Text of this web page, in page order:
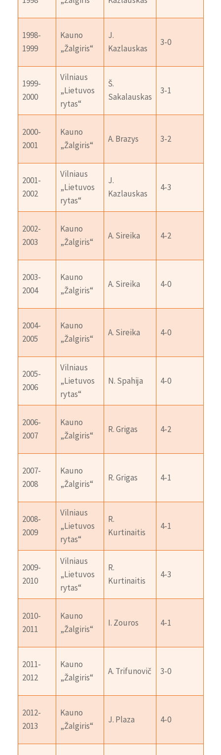
1998-
1999
Kauno
„Žalgiris“
J.
Kazlauskas
3-0
1999-
2000
Vilniaus
„Lietuvos
rytas“
Š.
Sakalauskas
3-1
2000-
2001
Kauno
„Žalgiris“
A. Brazys 3-2
2001-
2002
Vilniaus
„Lietuvos
rytas“
J.
Kazlauskas
4-3
2002-
2003
Kauno
„Žalgiris“
A. Sireika 4-2
2003-
2004
Kauno
„Žalgiris“
A. Sireika 4-0
2004-
2005
Kauno
„Žalgiris“
A. Sireika 4-0
2005-
2006
Vilniaus
„Lietuvos
rytas“
N. Spahija 4-0
2006-
2007
Kauno
„Žalgiris“
R. Grigas 4-2
2007-
2008
Kauno
„Žalgiris“
R. Grigas 4-1
2008-
2009
Vilniaus
„Lietuvos
rytas“
R.
Kurtinaitis
4-1
2009-
2010
Vilniaus
„Lietuvos
rytas“
R.
Kurtinaitis
4-3
2010-
2011
Kauno
„Žalgiris“
I. Zouros 4-1
2011-
2012
Kauno
„Žalgiris“
A. Trifunovič 3-0
2012-
2013
Kauno
„Žalgiris“
J. Plaza 4-0